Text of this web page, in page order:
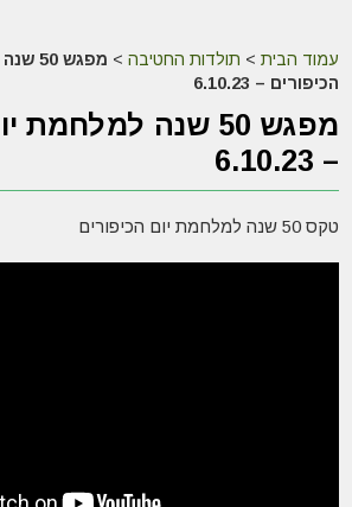
עמוד הבית > תולדות החטיבה >
מפגש
הכיפורים – 6.10.23
מפגש 50 שנה
– 6.10.23
טקס 50 שנה למלחמת יום הכיפורים